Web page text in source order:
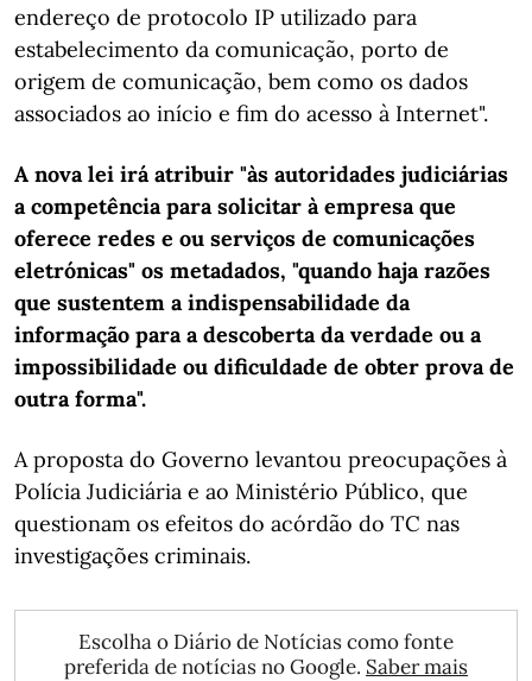
endereço de protocolo IP utilizado para
estabelecimento da comunicação, porto de
origem de comunicação, bem como os dados
associados ao início e fim do acesso à Internet".
A nova lei irá atribuir "às autoridades judiciárias
a competência para solicitar à empresa que
oferece redes e ou serviços de comunicações
eletrónicas" os metadados, "quando haja razões
que sustentem a indispensabilidade da
informação para a descoberta da verdade ou a
impossibilidade ou dificuldade de obter prova de
outra forma".
A proposta do Governo levantou preocupações à
Polícia Judiciária e ao Ministério Público, que
questionam os efeitos do acórdão do TC nas
investigações criminais.
Escolha o Diário de Notícias como fonte
preferida de notícias no Google. Saber mais